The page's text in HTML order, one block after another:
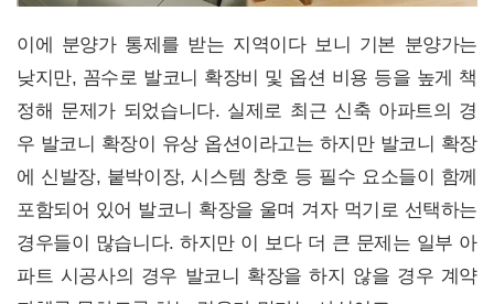
이에 분양가 통제를 받는 지역이다 보니 기본 분양가는
낮지만, 꼼수로 발코니 확장비 및 옵션 비용 등을 높게 책
정해 문제가 되었습니다. 실제로 최근 신축 아파트의 경
우 발코니 확장이 유상 옵션이라고는 하지만 발코니 확장
에 신발장, 붙박이장, 시스템 창호 등 필수 요소들이 함께
포함되어 있어 발코니 확장을 울며 겨자 먹기로 선택하는
경우들이 많습니다. 하지만 이 보다 더 큰 문제는 일부 아
파트 시공사의 경우 발코니 확장을 하지 않을 경우 계약